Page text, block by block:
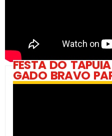
FESTA DO
GADO BRAVO